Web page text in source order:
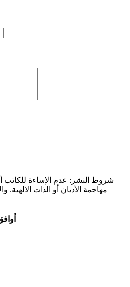
شروط النشر: عدم الإساءة
مهاجمة الأديان أو الذات الالهية.